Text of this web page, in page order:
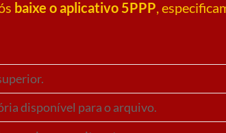
baixe o aplicativo 5PPP,
disponível para o arquivo.